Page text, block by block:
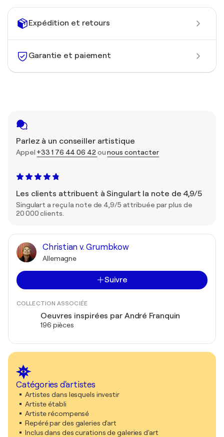
Expédition et retours
Garantie et paiement
Parlez à un conseiller artistique
Appel +33 1 76 44 06 42 ounous contacter
Les clients attribuent à Singulart la note de 4,9/5
Singulart a reçu la note de 4,9/5 attribuée par plus de
20 000 clients.
Christian v. Grumbkow
Allemagne
Suivre
COLLECTION ASSOCIÉE
Oeuvres inspirées par André Franquin
196 pièces
Catégories d'artistes
Artistes dans lesquels investir
Artiste établi
Artiste récompensé
Repéré par des galeries d'art
Inclus dans des curations de galeries d'art